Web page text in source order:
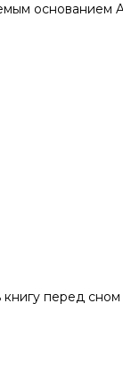
основанием
перед